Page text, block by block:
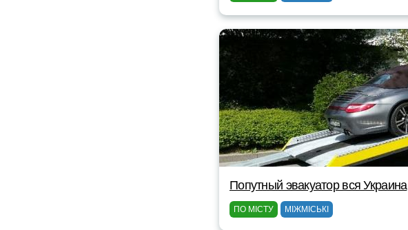
Попутный эвакуатор вся Украина
ПО МІСТУ МІЖМІСЬКІ